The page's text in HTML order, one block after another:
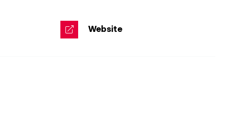
Website